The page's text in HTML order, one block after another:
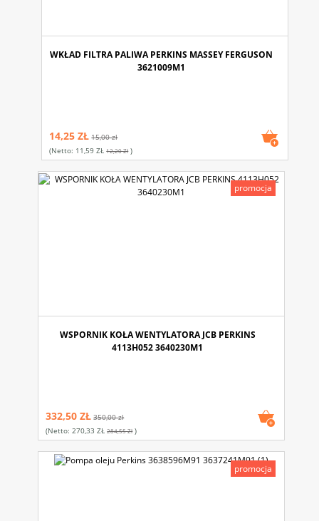
WKŁAD FILTRA PALIWA PERKINS MASSEY FERGUSON
3621009M1
14,25 ZŁ 15,00 zł
(netto: 11,59 ZŁ 12,20 Zł)
WSPORNIK KOŁA WENTYLATORA JCB PERKINS
4113H052 3640230M1
332,50 ZŁ 350,00 zł
(netto:270,33 ZŁ 284,55 Zł)
promocja
promocja